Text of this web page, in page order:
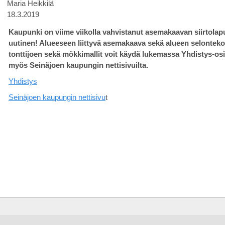
Maria Heikkilä
18.3.2019
Kaupunki on viime viikolla vahvistanut asemakaavan
uutinen! Alueeseen liittyvä asemakaava sekä alueen
tonttijoen sekä mökkimallit voit käydä lukemassa Yhdistys-
myös Seinäjoen kaupungin nettisivuilta.
Yhdistys
Seinäjoen kaupungin nettisivut